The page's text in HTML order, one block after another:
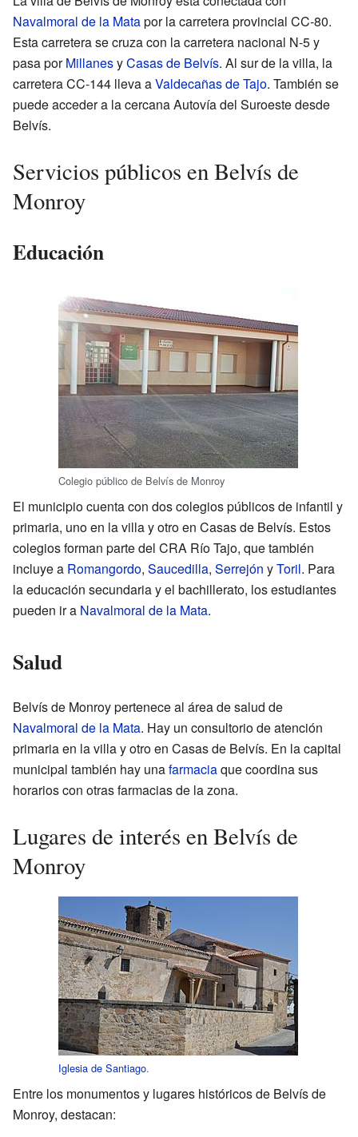
Navalmoral de la Matapor la carretera provincial CC-80.
Esta carretera se cruza con la carretera nacional N-5 y
pasa porMillanesyCasas de Belvís. Al sur de la villa, la
carretera CC-144 lleva aValdecañas de Tajo. También se
puede acceder a la cercana Autovía del Suroeste desde
Belvís.
Servicios públicos en Belvís de
Monroy
Educación
Colegio público de Belvís de Monroy
El municipio cuenta con dos colegios públicos de infantil y
primaria, uno en la villa y otro en Casas de Belvís. Estos
colegios forman parte del CRA Río Tajo, que también
incluye a Romangordo, Saucedilla, Serrejón yToril. Para
la educación secundaria y el bachillerato, los estudiantes
pueden ir a Navalmoral de la Mata.
Salud
Belvís de Monroy pertenece al área de salud de
Navalmoral de la Mata. Hay un consultorio de atención
primaria en la villa y otro en Casas de Belvís. En la capital
municipal también hay unafarmaciaque coordina sus
horarios con otras farmacias de la zona.
Lugares de interés en Belvís de
Monroy
Iglesia de Santiago.
Entre los monumentos y lugares históricos de Belvís de
Monroy, destacan: